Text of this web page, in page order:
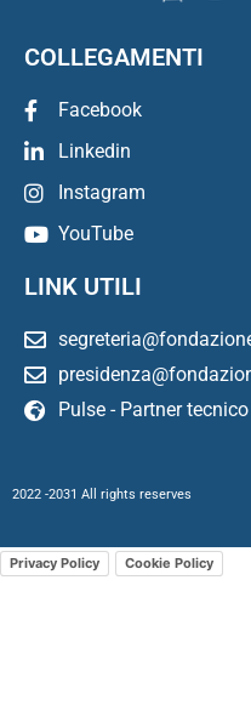
COLLEGAMENTI
Facebook
Linkedin
Instagram
YouTube
LINK UTILI
Pulse - Partner tecnico
2022 -2031 All rights reserves
Privacy Policy Cookie Policy